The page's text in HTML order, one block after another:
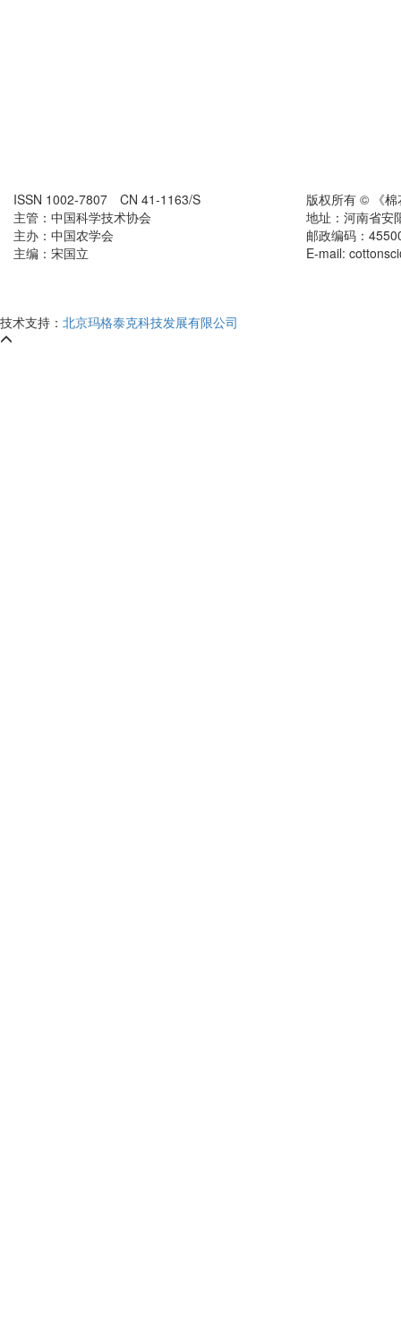
ISSN 1002-7807 CN 41-1163/S
主管：中国科学技术协会
主办：中国农学会
主编：宋国立
版权所有 © 《
地址：河南省安
邮政编码：
E-mail:
技术支持： 北京玛格泰克科技发展有限公司